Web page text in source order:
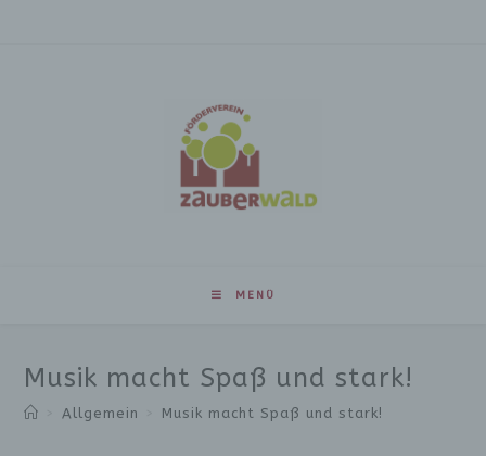
MENÜ
Musik macht Spaß und stark!
Allgemein Musik macht Spaß und stark!